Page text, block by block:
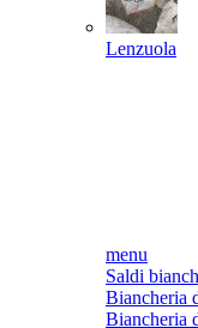
Lenzuola
menu
Saldi
Biancheria
Biancheria